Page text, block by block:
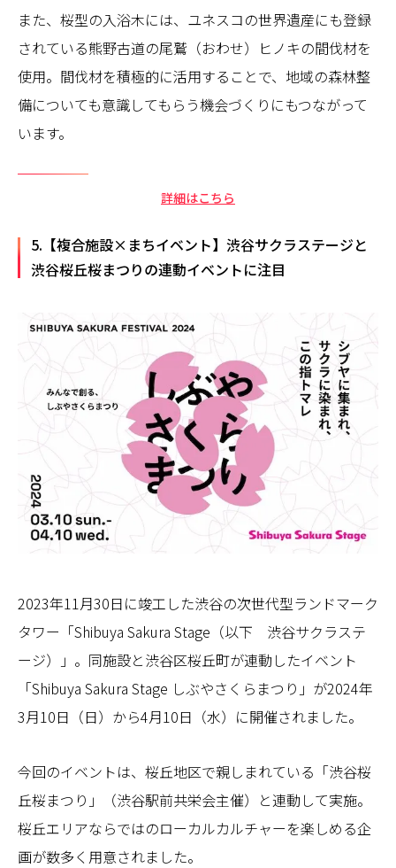
また、桜型の入浴木には、ユネスコの世界遺産にも登録
されている熊野古道の尾鷲（おわせ）ヒノキの間伐材を
使⽤。間伐材を積極的に活用することで、地域の森林整
備についても意識してもらう機会づくりにもつながって
います。
詳細はこちら
5.【複合施設×まちイベント】渋谷サクラステージと
渋谷桜丘桜まつりの連動イベントに注目
2023年11月30日に竣工した渋谷の次世代型ランドマーク
タワー「Shibuya Sakura Stage（以下 渋谷サクラステ
ージ）」。同施設と渋谷区桜丘町が連動したイベント
「Shibuya Sakura Stage しぶやさくらまつり」が2024年
3月10日（日）から4月10日（水）に開催されました。
今回のイベントは、桜丘地区で親しまれている「渋谷桜
丘桜まつり」（渋谷駅前共栄会主催）と連動して実施。
桜丘エリアならではのローカルカルチャーを楽しめる企
画が数多く用意されました。